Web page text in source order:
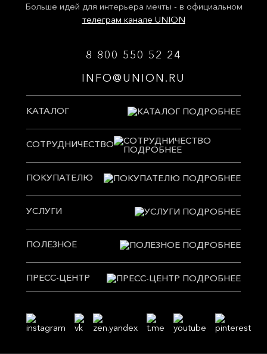
Больше идей для интерьера мечты - в официальном
телеграм канале UNION
8 800 550 52 24
INFO@UNION.RU
КАТАЛОГ
СОТРУДНИЧЕСТВО
ПОКУПАТЕЛЮ
УСЛУГИ
ПОЛЕЗНОЕ
ПРЕСС-ЦЕНТР